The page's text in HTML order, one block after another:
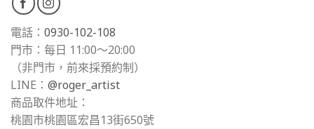
電話： 0930-102-108
門市：每日 11:00～20:00
（非門市，前來採預約制）
LINE： @roger_artist
商品取件地址：
桃園市桃園區宏昌13街650號